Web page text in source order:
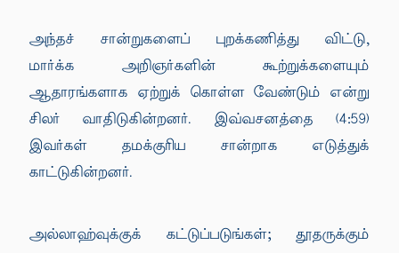
அந்தச் சான்றுகளைப் புறக்கணித்து விட்டு,
மார்க்க அறிஞர்களின் கூற்றுக்களையும்
ஆதாரங்களாக ஏற்றுக் கொள்ள வேண்டும் என்று
சிலர் வாதிடுகின்றனர். இவ்வசனத்தை (4:59)
இவர்கள் தமக்குரிய சான்றாக எடுத்துக்
காட்டுகின்றனர்.
அல்லாஹ்வுக்குக் கட்டுப்படுங்கள்; தூதருக்கும்